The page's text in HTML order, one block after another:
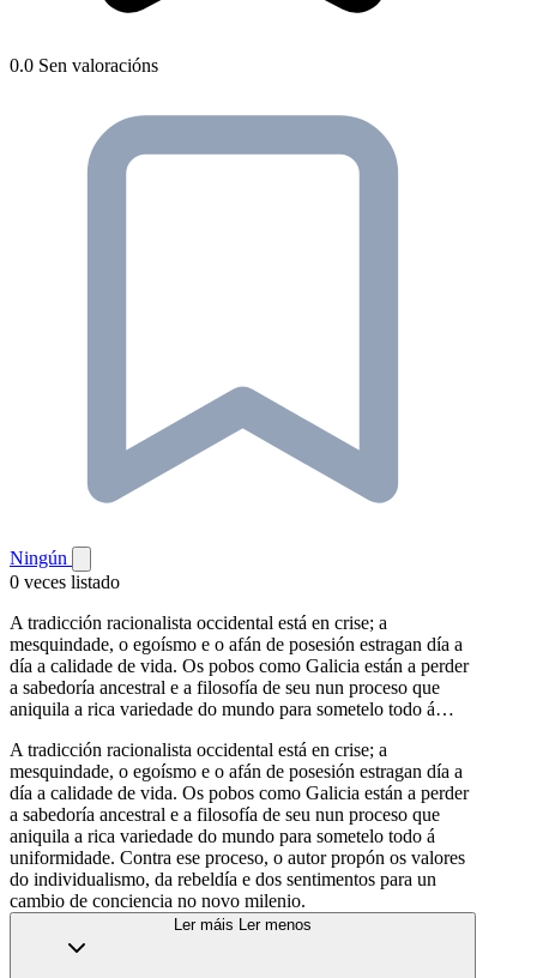
0.0 Sen valoracións
Ningún
0 veces listado
A tradicción racionalista occidental está en crise; a
mesquindade, o egoísmo e o afán de posesión estragan día a
día a calidade de vida. Os pobos como Galicia están a perder
a sabedoría ancestral e a filosofía de seu nun proceso que
aniquila a rica variedade do mundo para sometelo todo á…
A tradicción racionalista occidental está en crise; a
mesquindade, o egoísmo e o afán de posesión estragan día a
día a calidade de vida. Os pobos como Galicia están a perder
a sabedoría ancestral e a filosofía de seu nun proceso que
aniquila a rica variedade do mundo para sometelo todo á
uniformidade. Contra ese proceso, o autor propón os valores
do individualismo, da rebeldía e dos sentimentos para un
cambio de conciencia no novo milenio.
Ler máis Ler menos